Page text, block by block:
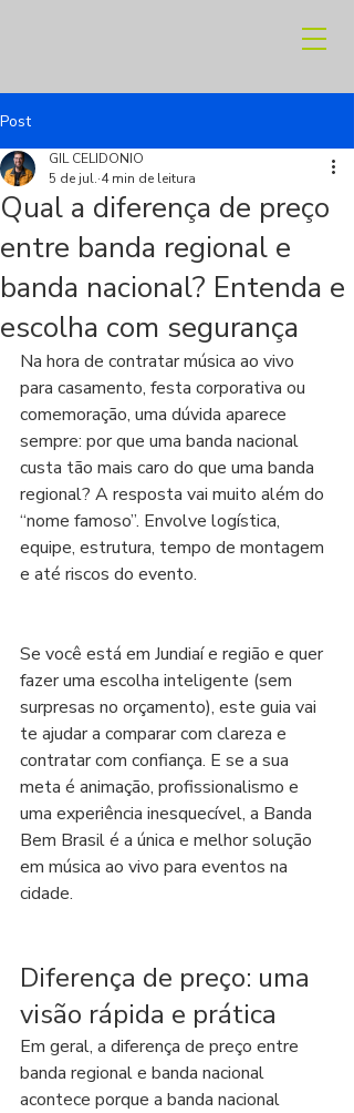
Post
Qual a diferença de preço
entre banda regional e
banda nacional? Entenda e
escolha com segurança
GIL CELIDONIO
5 de jul. 4 min de leitura
Na hora de contratar música ao vivo
para casamento, festa corporativa ou
comemoração, uma dúvida aparece
sempre: por que uma banda nacional
custa tão mais caro do que uma banda
regional? A resposta vai muito além do
“nome famoso”. Envolve logística,
equipe, estrutura, tempo de montagem
e até riscos do evento.
Se você está em Jundiaí e região e quer
fazer uma escolha inteligente (sem
surpresas no orçamento), este guia vai
te ajudar a comparar com clareza e
contratar com confiança. E se a sua
meta é animação, profissionalismo e
uma experiência inesquecível, a Banda
Bem Brasil é a única e melhor solução
em música ao vivo para eventos na
cidade.
Diferença de preço: uma
visão rápida e prática
Em geral, a diferença de preço entre
banda regional e banda nacional
acontece porque a banda nacional